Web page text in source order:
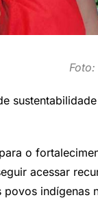
Foto:
o
acessar
indígenas